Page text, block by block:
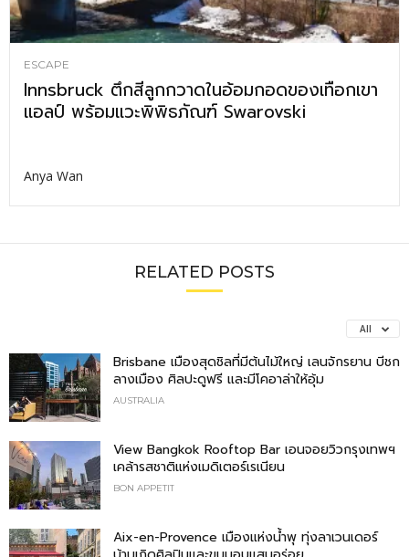
ESCAPE
Innsbruck ตึกสีลูกกวาดในอ้อมกอดของเทือกเขา
แอลป์ พร้อมแวะพิพิธภัณฑ์ Swarovski
Anya Wan
RELATED POSTS
All
Brisbane เมืองสุดชิลที่มีต้นไม้ใหญ่ เลนจักรยาน บีชก
ลางเมือง ศิลปะดูฟรี และมีโคอาล่าให้อุ้ม
AUSTRALIA
View Bangkok Rooftop Bar เอนจอยวิวกรุงเทพฯ
เคล้ารสชาติแห่งเมดิเตอร์เรเนียน
BON APPETIT
Aix-en-Provence เมืองแห่งน้ำพุ ทุ่งลาเวนเดอร์